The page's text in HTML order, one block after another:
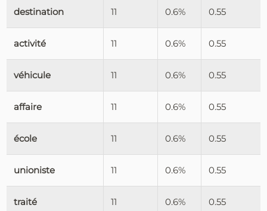
destination 11 0.6% 0.55
activité 11 0.6% 0.55
véhicule 11 0.6% 0.55
affaire 11 0.6% 0.55
école 11 0.6% 0.55
unioniste 11 0.6% 0.55
traité 11 0.6% 0.55